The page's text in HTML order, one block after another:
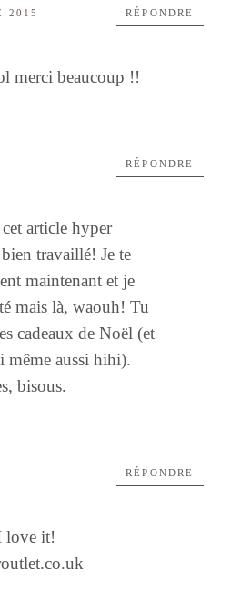
2015
merci beaucoup !!
RÉPONDRE
article hyper
travaillé! Je te
maintenant et je
mais là, waouh! Tu
cadeaux de Noël (et
même aussi hihi).
bisous.
RÉPONDRE
love it!
RÉPONDRE